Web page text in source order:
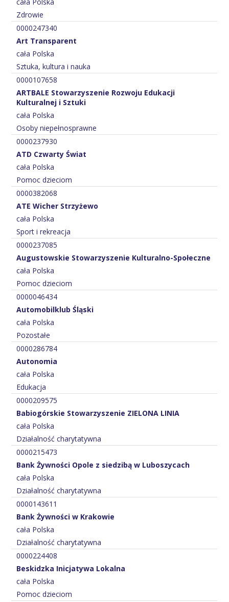
Zdrowie
0000247340
Art Transparent
cała Polska
Sztuka, kultura i nauka
0000107658
ARTBALE Stowarzyszenie Rozwoju Edukacji
Kulturalnej i Sztuki
cała Polska
Osoby niepełnosprawne
0000237930
ATD Czwarty Świat
cała Polska
Pomoc dzieciom
0000382068
ATE Wicher Strzyżewo
cała Polska
Sport i rekreacja
0000237085
Augustowskie Stowarzyszenie Kulturalno-Społeczne
cała Polska
Pomoc dzieciom
0000046434
Automobilklub Śląski
cała Polska
Pozostałe
0000286784
Autonomia
cała Polska
Edukacja
0000209575
Babiogórskie Stowarzyszenie ZIELONA LINIA
cała Polska
Działalność charytatywna
0000215473
Bank Żywności Opole z siedzibą w Luboszycach
cała Polska
Działalność charytatywna
0000143611
Bank Żywności w Krakowie
cała Polska
Działalność charytatywna
0000224408
Beskidzka Inicjatywa Lokalna
cała Polska
Pomoc dzieciom